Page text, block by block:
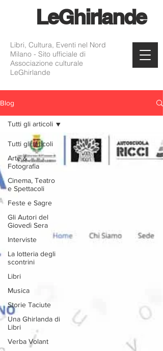
LeGhirlande
Libri, Cultura, Eventi nel Nord
Milano - Sito ufficiale di
Associazione culturale
LeGhirlande
Blog
Tutti gli articoli
Arte &
Fotografia
Cinema, Teatro
e Spettacoli
Feste e Sagre
Gli Autori del
Giovedì Sera
Interviste
La lotteria degli
scontrini
Libri
Musica
Storie Taciute
Una Ghirlanda di
Libri
Verba Volant
Tutti gli articoli